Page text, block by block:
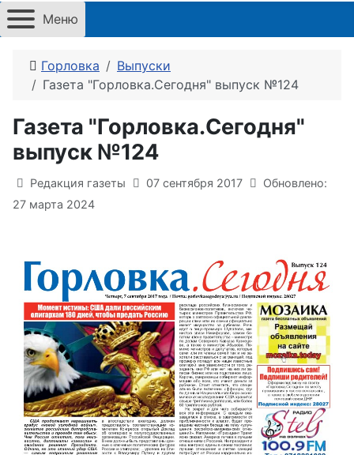
Меню
Горловка
Выпуски
Газета "Горловка.Сегодня" выпуск №124
Газета "Горловка.Сегодня"
выпуск №124
Информация о материале
Редакция газеты 07 сентября 2017
Обновлено:
27 марта 2024